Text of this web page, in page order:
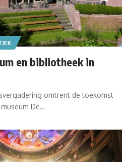
en bibliotheek in
omtrent de toekomst
De…